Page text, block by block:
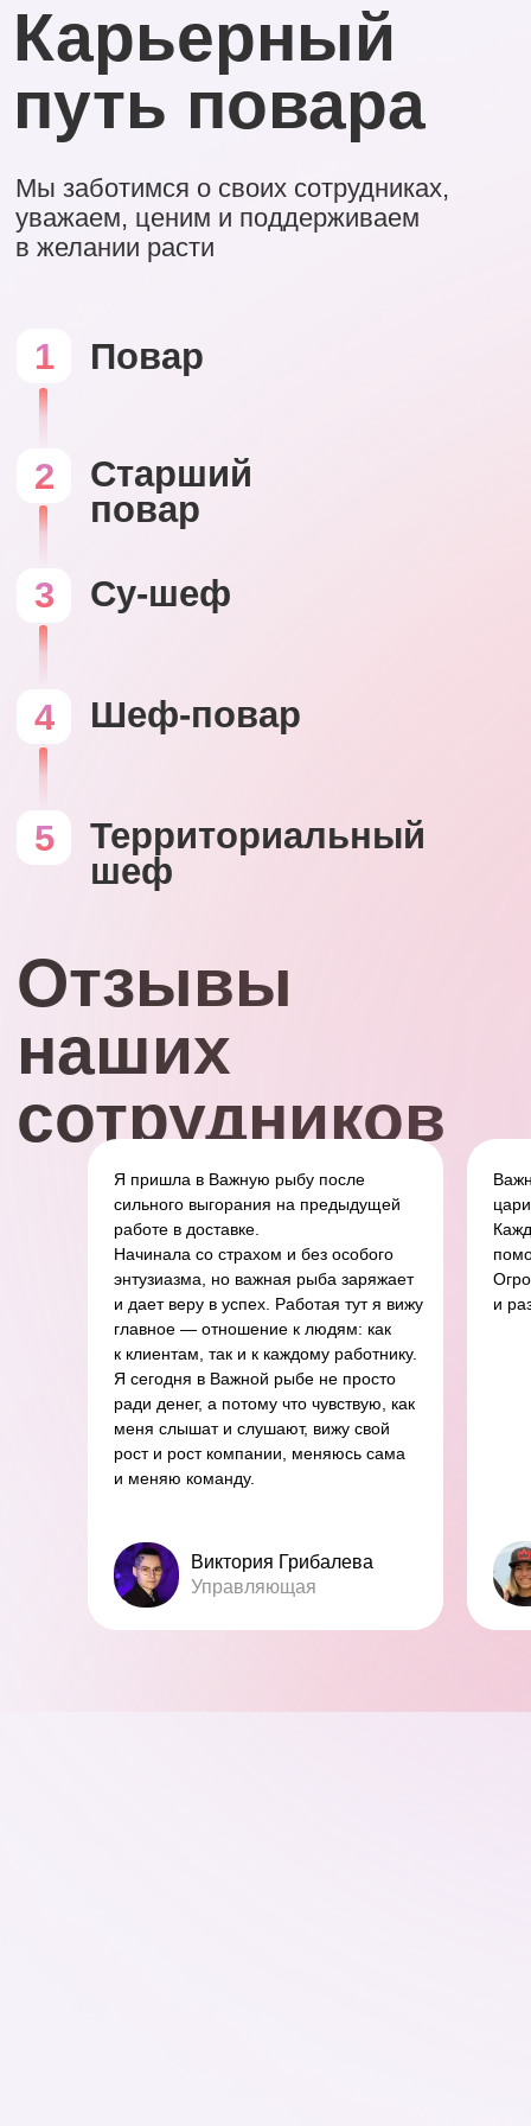
Мы заботимся о своих сотрудниках,
в желании расти
Карьерный
путь повара
1 Повар
2
Старший
повар
Шеф-повар
Территориальный
шеф
4
5
Отзывы
наших
сотрудников
и
Я пришла в Важную рыбу после
сильного выгорания на предыдущей
работе в доставке.
Начинала со страхом и без особого
энтузиазма, но важная рыба заряжает
и дает веру в успех. Работая тут я вижу
главное — отношение к людям: как
к клиентам, так и к каждому работнику.
Я сегодня в Важной рыбе не просто
ради денег, а потому что чувствую, как
меня слышат и слушают, вижу свой
рост и рост компании, меняюсь сама
и меняю команду.
Виктория Грибалева
Управляющая